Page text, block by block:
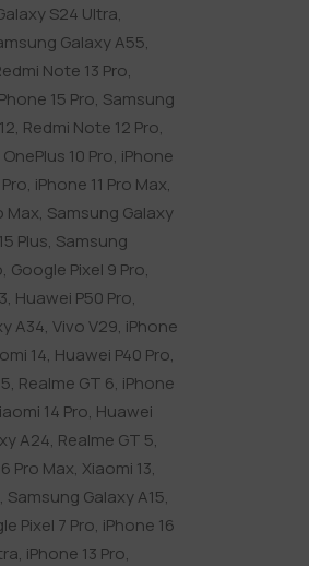
S24 Ultra,
Galaxy A55,
Note 13 Pro,
15 Pro, Samsung
, Redmi Note 12 Pro,
OnePlus 10 Pro, iPhone
, iPhone 11 Pro Max,
Max, Samsung Galaxy
Plus, Samsung
, Google Pixel 9 Pro,
, Huawei P50 Pro,
A34, Vivo V29, iPhone
14, Huawei P40 Pro,
, Realme GT 6, iPhone
14 Pro, Huawei
A24, Realme GT 5,
Pro Max, Xiaomi 13,
, Samsung Galaxy A15,
Pixel 7 Pro, iPhone 16
, iPhone 13 Pro,